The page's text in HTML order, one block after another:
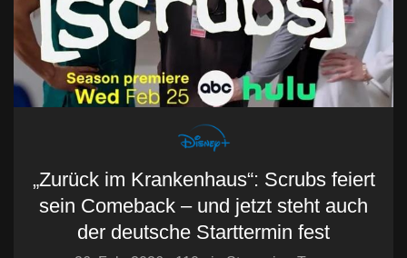
„Zurück im Krankenhaus“: Scrubs feiert
sein Comeback – und jetzt steht auch
der deutsche Starttermin fest